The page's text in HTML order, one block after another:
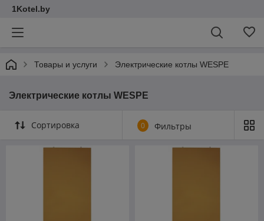
1Kotel.by
Товары и услуги Электрические котлы WESPE
Электрические котлы WESPE
Сортировка 0 Фильтры